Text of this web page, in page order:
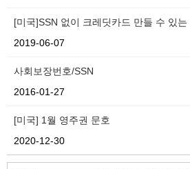
[미국]SSN 없이 크레딧카드 만들 수 있
2019-06-07
사회보장번호/SSN
2016-01-27
[미국] 1월 영주권 문호
2020-12-30